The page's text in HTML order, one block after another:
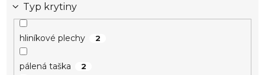
Typ krytiny
hliníkové plechy 2
pálená taška 2